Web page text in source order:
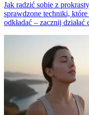
Jak radzić sobie z
sprawdzone techniki,
odkładać – zacznij działać